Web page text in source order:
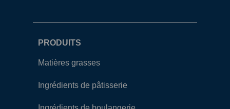
PRODUITS
Matières grasses
Ingrédients de pâtisserie